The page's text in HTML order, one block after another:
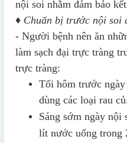
nội soi nhằm đảm bảo
♦ Chuẩn bị trước nội soi
- Người bệnh nên ăn
làm sạch đại trực tràng
trực tràng:
Tối hôm trước
dùng các loại rau
Sáng sớm ngày nội
lít nước uống trong